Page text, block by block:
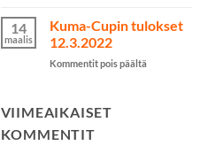
Cupin
14
maalis
Kuma-Cupin tulokset
12.3.2022
Kommentit pois päältäartikkelissa
VIIMEAIKAISET
KOMMENTIT